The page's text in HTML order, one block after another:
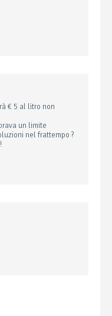
€ 5 al litro non
un limite
nel frattempo ?